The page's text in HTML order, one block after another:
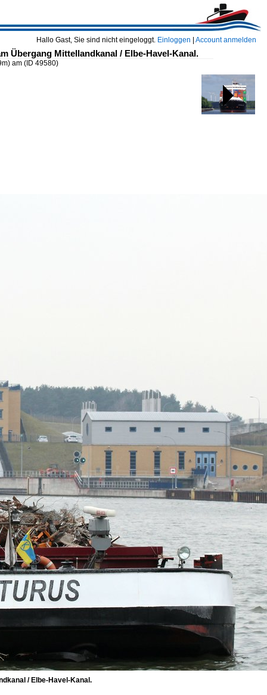
Hallo Gast, Sie sind nicht eingeloggt. Einloggen Account anmelden
Übergang Mittellandkanal / Elbe-Havel-Kanal.
am (ID 49580)
/ Elbe-Havel-Kanal.